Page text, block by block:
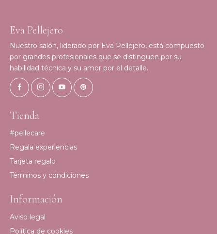
Eva Pellejero
Nuestro salón, liderado por Eva Pellejero, está compuesto
por grandes profesionales que se distinguen por su
habilidad técnica y su amor por el detalle.
Tienda
#pellecare
Regala experiencias
Tarjeta regalo
Términos y condiciones
Información
Aviso legal
Política de cookies